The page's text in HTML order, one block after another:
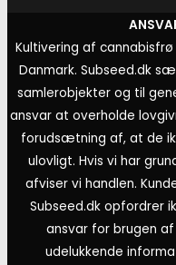
Kultivering af
Danmark. Subseed.dk
samlerobjekter og til
ansvar at overholde
forudsætning af, at de
ulovligt. Hvis vi har
afviser vi handlen.
Subseed.dk opfordrer
ansvar for brugen
udelukkende